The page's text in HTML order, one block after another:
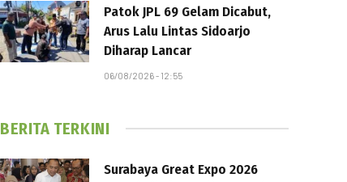
Patok JPL 69 Gelam Dicabut,
Arus Lalu Lintas Sidoarjo
Diharap Lancar
06/08/2026 - 12:55
BERITA TERKINI
Surabaya Great Expo 2026